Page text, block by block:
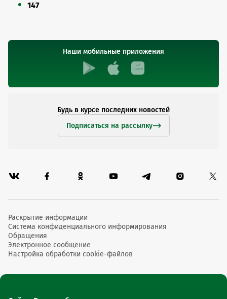
147
Наши мобильные приложения
Будь в курсе последних новостей
Подписаться на рассылку
Раскрытие информации
Система конфиденциального информирования
Обращения
Электронное сообщение
Настройка обработки cookie-файлов